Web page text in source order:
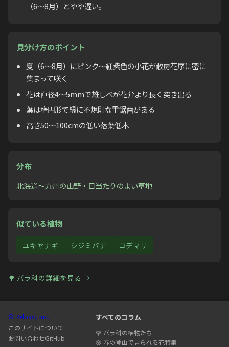
（6〜8月）とやや遅い。
見分け方のポイント
夏（6〜8月）にピンク〜紅紫色の小花が散房花序に密に
集まって咲く
花は直径4〜5mmで雄しべが花弁より長く突き出る
葉は楕円形で縁に不規則な重鋸歯がある
高さ50〜100cmの低い落葉低木
分布
北海道〜九州の山野・日当たりのよい草地
似ている植物
ユキヤナギ シジミバナ コデマリ
🌳 バラ科の詳細を見る →
© Reload, Inc.
このサイトについて
お問い合わせGitHub
すべてのコラム
🌹 バラ科の植物たち
🌸 春の登山で見られる花特集